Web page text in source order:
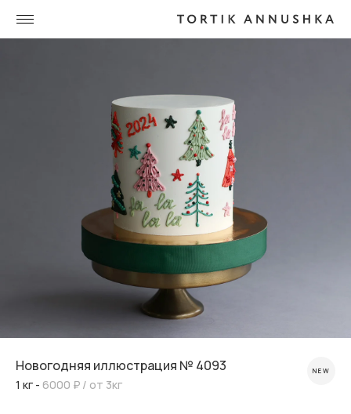
Новогодняя иллюстрация № 4093
1 кг - 6000 ₽ / от 3кг
NEW